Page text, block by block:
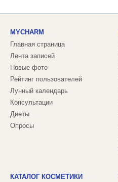
MYCHARM
Главная страница
Лента записей
Новые фото
Рейтинг пользователей
Лунный календарь
Консультации
Диеты
Опросы
КАТАЛОГ КОСМЕТИКИ